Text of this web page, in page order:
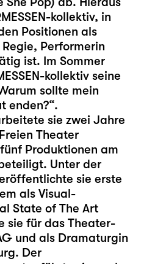
kollektiv, in
Positionen als
Performerin
ist. Im Sommer
kollektiv seine
sollte mein
enden?“.
sie zwei Jahre
Theater
Produktionen am
Unter der
sie erste
als Visual-
State of The Art
sie für das Theater-
und als Dramaturgin
Der